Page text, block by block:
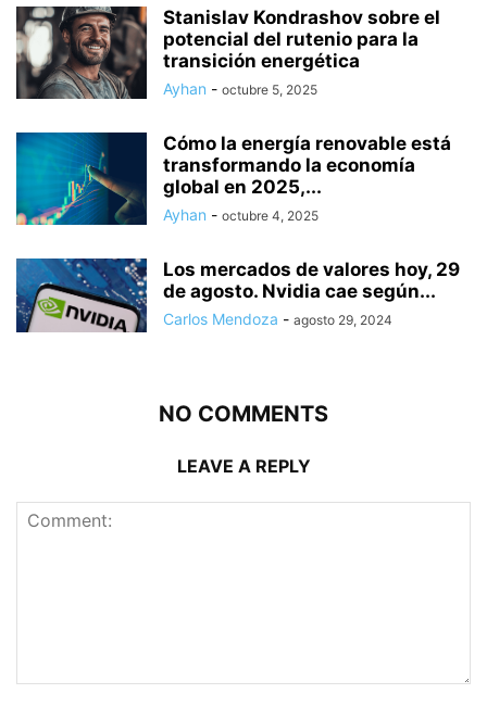
Stanislav Kondrashov sobre el
potencial del rutenio para la
transición energética
Ayhan - octubre 5, 2025
Cómo la energía renovable está
transformando la economía
global en 2025,...
Ayhan - octubre 4, 2025
Los mercados de valores hoy, 29
de agosto. Nvidia cae según...
Carlos Mendoza - agosto 29, 2024
NO COMMENTS
LEAVE A REPLY